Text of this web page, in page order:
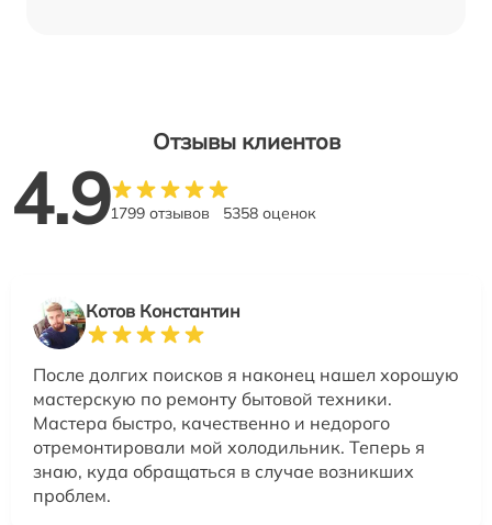
Отзывы клиентов
4.91799 отзывов 5358 оценок
Котов Константин
После долгих поисков я наконец нашел хорошую
мастерскую по ремонту бытовой техники.
Мастера быстро, качественно и недорого
отремонтировали мой холодильник. Теперь я
знаю, куда обращаться в случае возникших
проблем.